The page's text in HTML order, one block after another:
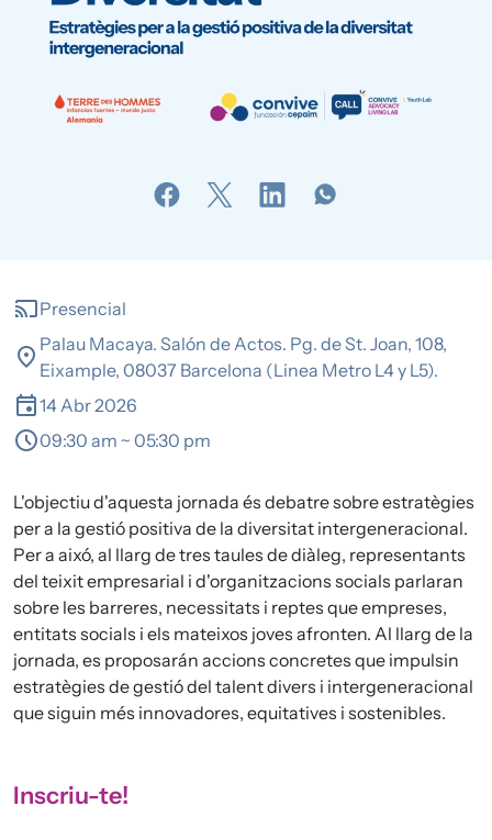
castPresencial
location_on Palau Macaya. Salón de Actos. Pg. de St. Joan, 108,
Eixample, 08037 Barcelona (Linea Metro L4 y L5).
event14 Abr 2026
schedule09:30 am ~ 05:30 pm
L'objectiu d'aquesta jornada és debatre sobre estratègies
per a la gestió positiva de la diversitat intergeneracional.
Per a aixó, al llarg de tres taules de diàleg, representants
del teixit empresarial i d'organitzacions socials parlaran
sobre les barreres, necessitats i reptes que empreses,
entitats socials i els mateixos joves afronten. Al llarg de la
jornada, es proposarán accions concretes que impulsin
estratègies de gestió del talent divers i intergeneracional
que siguin més innovadores, equitatives i sostenibles.
Inscriu-te!